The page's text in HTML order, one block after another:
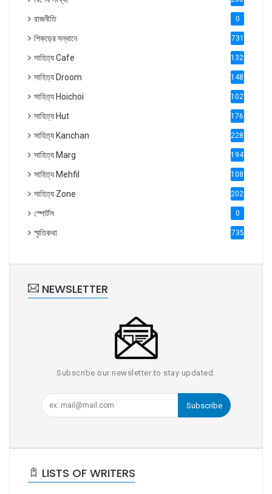
রাজনীতি 0
শিকড়ের সন্ধানে 731
সাহিত্য Cafe 1321
সাহিত্য Droom 1488
সাহিত্য Hoichoi 1027
সাহিত্য Hut 1769
সাহিত্য Kanchan 2287
সাহিত্য Marg 1947
সাহিত্য Mehfil 1088
সাহিত্য Zone 2028
স্পোর্টস 0
স্মৃতিকথা 735
NEWSLETTER
Subscribe our newsletter to stay updated.
Subscribe
LISTS OF WRITERS